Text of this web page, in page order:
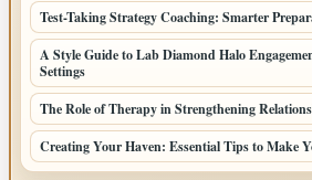
Test-Taking Strategy Coaching: Smarter
A Style Guide to Lab Diamond Halo
Settings
The Role of Therapy in Strengthening
Creating Your Haven: Essential Tips to Make